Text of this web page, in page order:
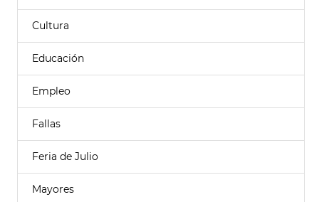
Cultura
Educación
Empleo
Fallas
Feria de Julio
Mayores